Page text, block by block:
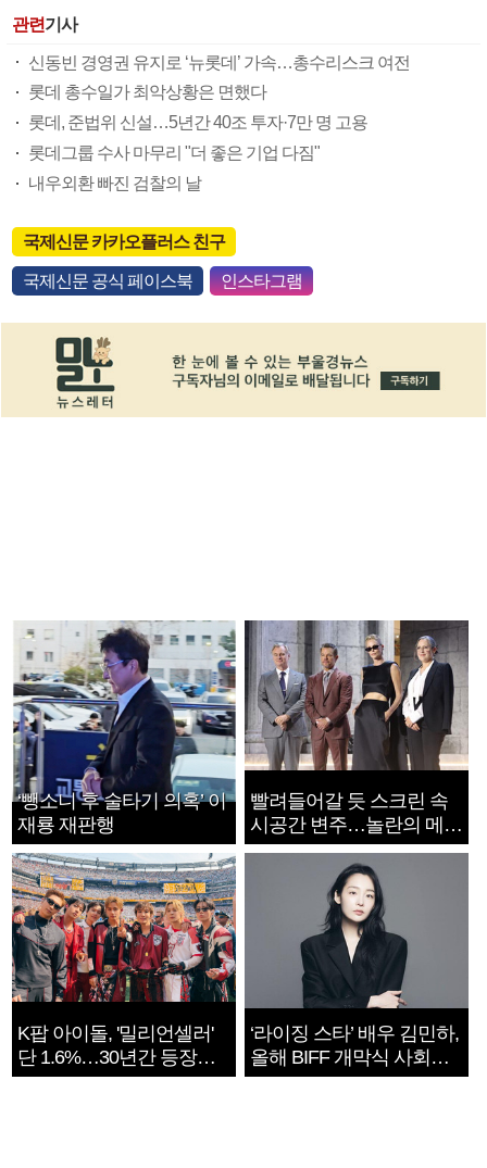
관련기사
신동빈 경영권 유지로 ‘뉴롯데’ 가속…총수리스크 여전
롯데 총수일가 최악상황은 면했다
롯데, 준법위 신설…5년간 40조 투자·7만 명 고용
롯데그룹 수사 마무리 "더 좋은 기업 다짐"
내우외환 빠진 검찰의 날
국제신문 카카오플러스 친구
국제신문 공식 페이스북 인스타그램
‘뺑소니 후 술타기 의혹’ 이
재룡 재판행
빨려들어갈 듯 스크린 속
시공간 변주…놀란의 메시
지는 ‘전쟁 속죄’
K팝 아이돌, '밀리언셀러'
단 1.6%…30년간 등장
1182개팀 전수조사
‘라이징 스타’ 배우 김민하,
올해 BIFF 개막식 사회자
확정